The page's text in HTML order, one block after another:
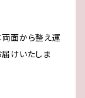
面から整え運
けいたしま